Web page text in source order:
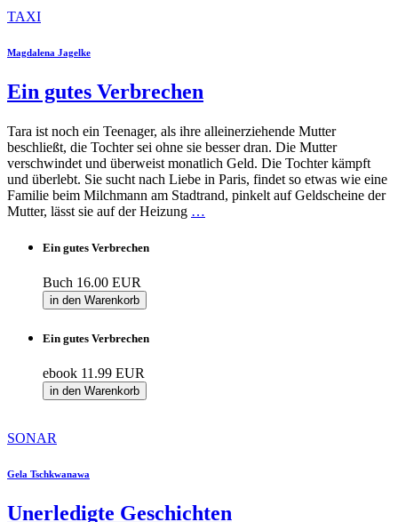
TAXI
Magdalena Jagelke
Ein gutes Verbrechen
Tara ist noch ein Teenager, als ihre alleinerziehende Mutter
beschließt, die Tochter sei ohne sie besser dran. Die Mutter
verschwindet und überweist monatlich Geld. Die Tochter kämpft
und überlebt. Sie sucht nach Liebe in Paris, findet so etwas wie eine
Familie beim Milchmann am Stadtrand, pinkelt auf Geldscheine der
Mutter, lässt sie auf der Heizung …
Ein gutes Verbrechen
Buch 16.00 EUR
in den Warenkorb
Ein gutes Verbrechen
ebook 11.99 EUR
in den Warenkorb
SONAR
Gela Tschkwanawa
Unerledigte Geschichten